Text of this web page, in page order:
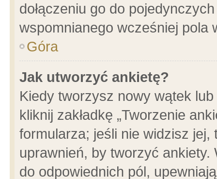
dołączeniu go do
wspomnianego wcześniej pola
Góra
Jak utworzyć ankietę?
Kiedy tworzysz nowy wątek
kliknij zakładkę „Tworzenie
formularza; jeśli nie widzisz
uprawnień, by tworzyć ankiety.
do odpowiednich pól,